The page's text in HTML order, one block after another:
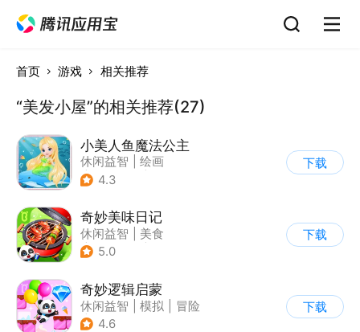
首页 游戏 相关推荐
“美发小屋”的相关推荐(27)
小美人鱼魔法公主
休闲益智
绘画
| 儿童游戏
4.3
下载
奇妙美味日记
休闲益智
美食
| 宝宝巴士
5.0
下载
奇妙逻辑启蒙
休闲益智 模拟
冒险
| 宝宝巴士
4.6
下载